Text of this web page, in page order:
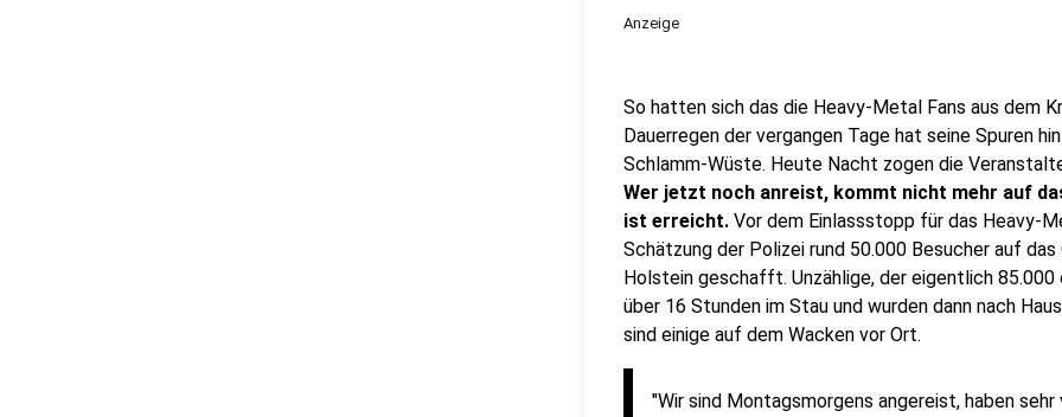
Anzeige
So hatten sich das die Heavy-Metal Fans aus dem
Dauerregen der vergangen Tage hat seine Spuren
Schlamm-Wüste. Heute Nacht zogen die
Wer jetzt noch anreist, kommt nicht mehr auf
ist erreicht. Vor dem Einlassstopp für das Heavy-
Schätzung der Polizei rund 50.000 Besucher auf
Holstein geschafft. Unzählige, der eigentlich
über 16 Stunden im Stau und wurden dann nach
sind einige auf dem Wacken vor Ort.
"Wir sind Montagsmorgens angereist, haben